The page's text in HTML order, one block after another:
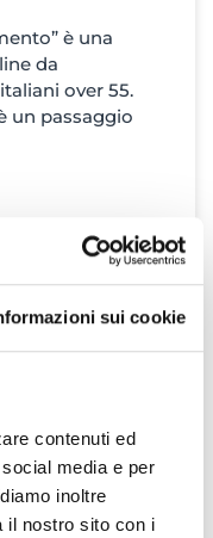
sui cookie
contenuti ed
media e per
inoltre
il nostro sito con i
è una
da
over 55.
un passaggio
VENDERE AZIENDA